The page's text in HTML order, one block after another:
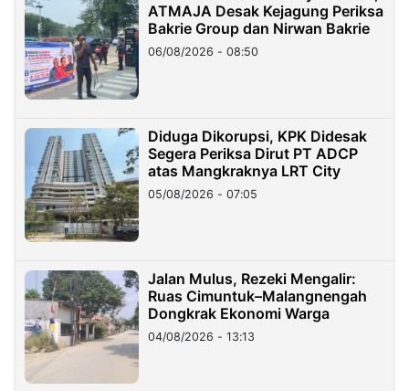
ATMAJA Desak Kejagung Periksa
Bakrie Group dan Nirwan Bakrie
06/08/2026 - 08:50
Diduga Dikorupsi, KPK Didesak
Segera Periksa Dirut PT ADCP
atas Mangkraknya LRT City
05/08/2026 - 07:05
Jalan Mulus, Rezeki Mengalir:
Ruas Cimuntuk–Malangnengah
Dongkrak Ekonomi Warga
04/08/2026 - 13:13